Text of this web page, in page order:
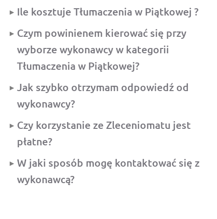
Ile kosztuje Tłumaczenia w Piątkowej ?
Czym powinienem kierować się przy
wyborze wykonawcy w kategorii
Tłumaczenia w Piątkowej?
Jak szybko otrzymam odpowiedź od
wykonawcy?
Czy korzystanie ze Zleceniomatu jest
płatne?
W jaki sposób mogę kontaktować się z
wykonawcą?